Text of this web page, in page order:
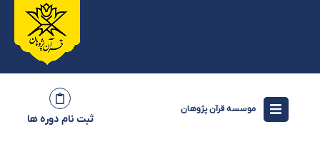
موسسه قرآن پژوهان
ثبت نام دوره ها